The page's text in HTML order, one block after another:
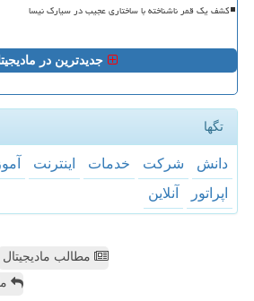
کشف یک قمر ناشناخته با ساختاری عجیب در سیارک نیسا
جدیدترین در
تگها
دانش شركت خدمات اینترنت
اپراتور
آنلاین
مطالب مادیجیتال